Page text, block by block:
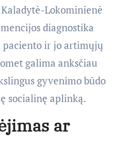
Lokominienė
diagnostika
ir jo artimųjų
galima anksčiau
gyvenimo būdo
socialinę aplinką.
ar